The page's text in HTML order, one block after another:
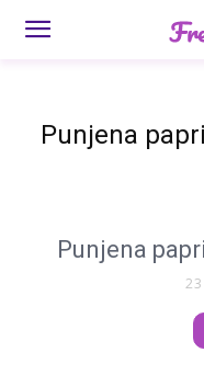
Punjena
Punjena